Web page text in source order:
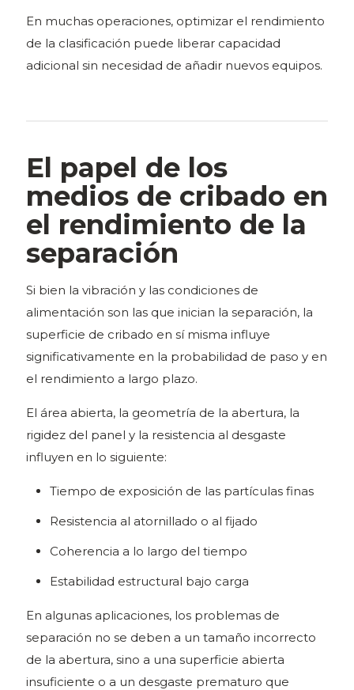
En muchas operaciones, optimizar el rendimiento
de la clasificación puede liberar capacidad
adicional sin necesidad de añadir nuevos equipos.
El papel de los
medios de cribado en
el rendimiento de la
separación
Si bien la vibración y las condiciones de
alimentación son las que inician la separación, la
superficie de cribado en sí misma influye
significativamente en la probabilidad de paso y en
el rendimiento a largo plazo.
El área abierta, la geometría de la abertura, la
rigidez del panel y la resistencia al desgaste
influyen en lo siguiente:
Tiempo de exposición de las partículas finas
Resistencia al atornillado o al fijado
Coherencia a lo largo del tiempo
Estabilidad estructural bajo carga
En algunas aplicaciones, los problemas de
separación no se deben a un tamaño incorrecto
de la abertura, sino a una superficie abierta
insuficiente o a un desgaste prematuro que